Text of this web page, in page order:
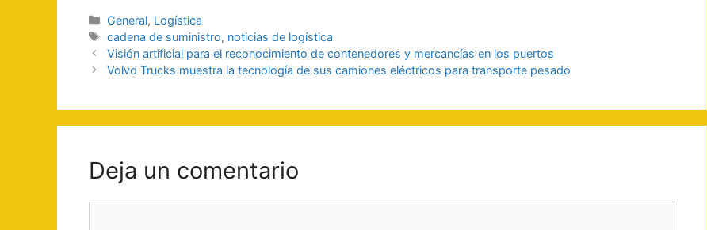
Categorías
General, Logística
Etiquetas
cadena de suministro, noticias de logística
Navegación
de
Visión artificial para el reconocimiento de contenedores y mercancías en los puertos
Volvo Trucks muestra la tecnología de sus camiones eléctricos para transporte pesado
Deja un comentario